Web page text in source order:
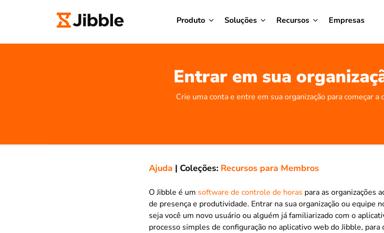
Produto Soluções Recursos Empresas
Entrar em sua
Crie uma conta e entre em sua organização para começar a
Ajuda | Coleções: Recursos para Membros
O Jibble é um software de controle de horas para as organizações
de presença e produtividade. Entrar na sua organização ou equipe
seja você um novo usuário ou alguém já familiarizado com o
processo simples de configuração no aplicativo web do Jibble, para